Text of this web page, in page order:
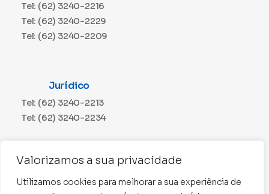
Valorizamos a sua privacidade
Utilizamos cookies para melhorar a sua experiência de
Tel: (62) 3240-2216
Tel: (62) 3240-2229
Tel: (62) 3240-2209
Jurídico
Tel: (62) 3240-2213
Tel: (62) 3240-2234
Tel: (62) 3240-2230